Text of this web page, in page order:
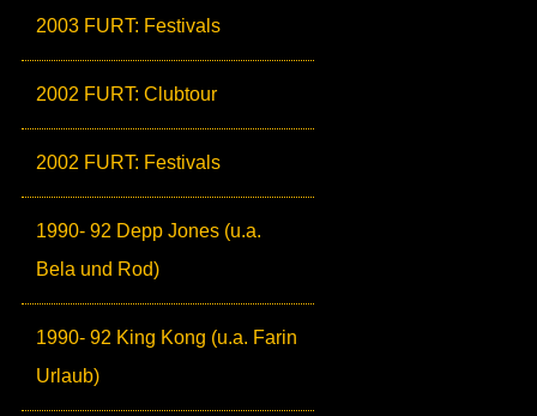
2003 FURT: Festivals
2002 FURT: Clubtour
2002 FURT: Festivals
1990- 92 Depp Jones (u.a.
Bela und Rod)
1990- 92 King Kong (u.a. Farin
Urlaub)